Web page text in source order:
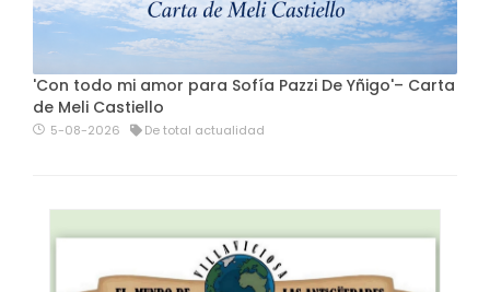
'Con todo mi amor para Sofía Pazzi De Yñigo'– Carta
de Meli Castiello
5-08-2026 De total actualidad